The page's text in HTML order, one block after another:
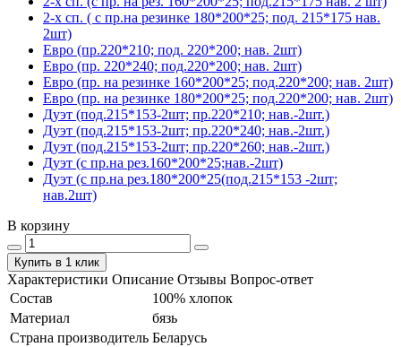
2-х сп. ( с пр.на резинке 180*200*25; под. 215*175 нав.
2шт)
Евро (пр.220*210; под. 220*200; нав. 2шт)
Евро (пр. 220*240; под.220*200; нав. 2шт)
Евро (пр. на резинке 160*200*25; под.220*200; нав. 2шт)
Евро (пр. на резинке 180*200*25; под.220*200; нав. 2шт)
Дуэт (под.215*153-2шт; пр.220*210; нав.-2шт.)
Дуэт (под.215*153-2шт; пр.220*240; нав.-2шт.)
Дуэт (под.215*153-2шт; пр.220*260; нав.-2шт.)
Дуэт (с пр.на рез.160*200*25;нав.-2шт)
Дуэт (с пр.на рез.180*200*25(под.215*153 -2шт;
нав.2шт)
В корзину
Купить в 1 клик
Характеристики Описание Отзывы Вопрос-ответ
Состав
100% хлопок
Материал
бязь
Страна производитель Беларусь